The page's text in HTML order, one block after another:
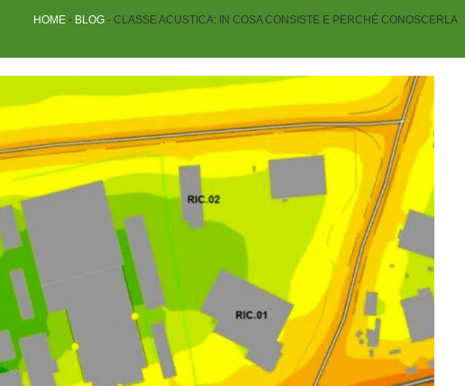
HOME- BLOG- CLASSE ACUSTICA: IN COSA CONSISTE E PERCHÉ CONOSCERLA